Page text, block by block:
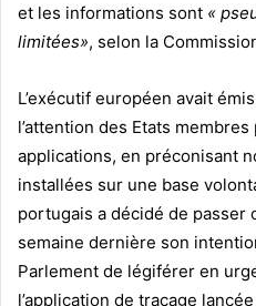
et les informations sont «
limitées», selon la
L’exécutif européen avait
l’attention des Etats
applications, en préconisant
installées sur une base
portugais a décidé de passer
semaine dernière son
Parlement de légiférer en
l’application de traçage